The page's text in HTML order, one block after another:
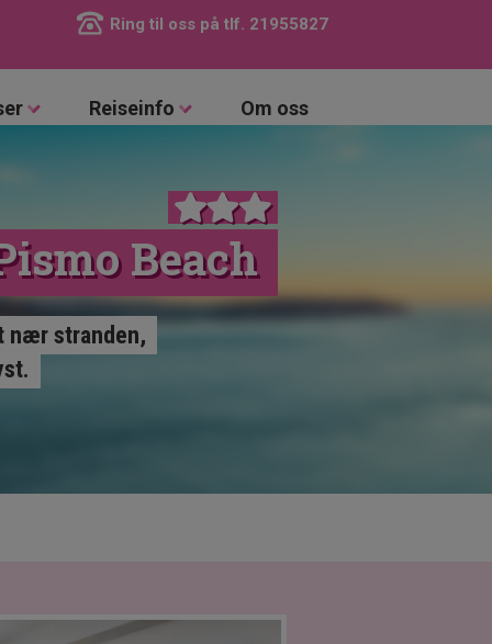
Ring til oss på tlf. 21955827
Reiseinfo Om oss
Beach
nær stranden,